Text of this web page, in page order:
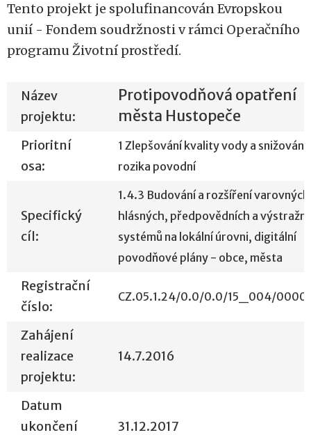
Tento projekt je spolufinancován Evropskou
unií - Fondem soudržnosti v rámci Operačního
programu Životní prostředí.
Název
projektu:
Protipovodňová opatření
města Hustopeče
Prioritní
osa:
1 Zlepšování kvality vody a snižování
rozika povodní
Specifický
cíl:
1.4.3 Budování a rozšíření
hlásných, předpovědních a
systémů na lokální úrovni, digitální
povodňové plány - obce, města
Registrační
číslo:
CZ.05.1.24/0.0/0.0/15_004/
Zahájení
realizace
projektu:
14.7.2016
Datum
ukončení
31.12.2017